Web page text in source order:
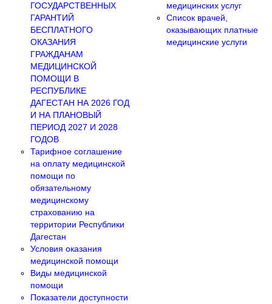
ГОСУДАРСТВЕННЫХ
ГАРАНТИЙ
БЕСПЛАТНОГО
ОКАЗАНИЯ
ГРАЖДАНАМ
МЕДИЦИНСКОЙ
ПОМОЩИ В
РЕСПУБЛИКЕ
ДАГЕСТАН НА 2026 ГОД
И НА ПЛАНОВЫЙ
ПЕРИОД 2027 И 2028
ГОДОВ
Тарифное соглашение
на оплату медицинской
помощи по
обязательному
медицинскому
страхованию на
территории Республики
Дагестан
Условия оказания
медицинской помощи
Виды медицинской
помощи
Показатели доступности
медицинских услуг
Список врачей,
оказывающих платные
медицинские услуги